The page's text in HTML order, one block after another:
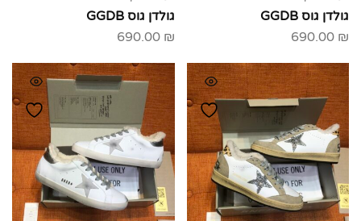
גולדן גוס GGDB
690.00 ₪
גולדן גוס GGDB
690.00 ₪